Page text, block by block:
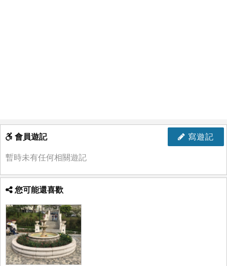
寫遊記
會員遊記
暫時未有任何相關遊記
您可能還喜歡